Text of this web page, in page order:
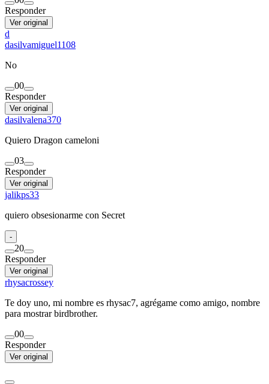
Responder
Ver original
d
dasilvamiguel1108
No
00
Responder
Ver original
dasilvalena370
Quiero Dragon cameloni
03
Responder
Ver original
jalikps33
quiero obsesionarme con Secret
-
20
Responder
Ver original
rhysacrossey
Te doy uno, mi nombre es rhysac7, agrégame como amigo, nombre
para mostrar birdbrother.
00
Responder
Ver original